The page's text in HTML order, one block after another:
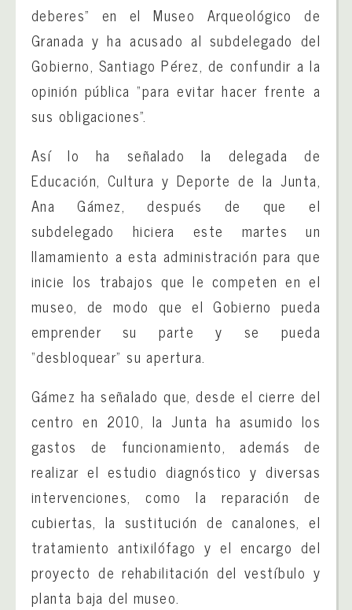
deberes” en el Museo Arqueológico de
Granada y ha acusado al subdelegado del
Gobierno, Santiago Pérez, de confundir a la
opinión pública “para evitar hacer frente a
sus obligaciones”.
Así lo ha señalado la delegada de
Educación, Cultura y Deporte de la Junta,
Ana Gámez, después de que el
subdelegado hiciera este martes un
llamamiento a esta administración para que
inicie los trabajos que le competen en el
museo, de modo que el Gobierno pueda
emprender su parte y se pueda
“desbloquear” su apertura.
Gámez ha señalado que, desde el cierre del
centro en 2010, la Junta ha asumido los
gastos de funcionamiento, además de
realizar el estudio diagnóstico y diversas
intervenciones, como la reparación de
cubiertas, la sustitución de canalones, el
tratamiento antixilófago y el encargo del
proyecto de rehabilitación del vestíbulo y
planta baja del museo.